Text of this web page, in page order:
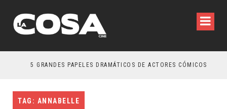
5 GRANDES PAPELES DRAMÁTICOS DE ACTORES CÓMICOS
TAG: ANNABELLE